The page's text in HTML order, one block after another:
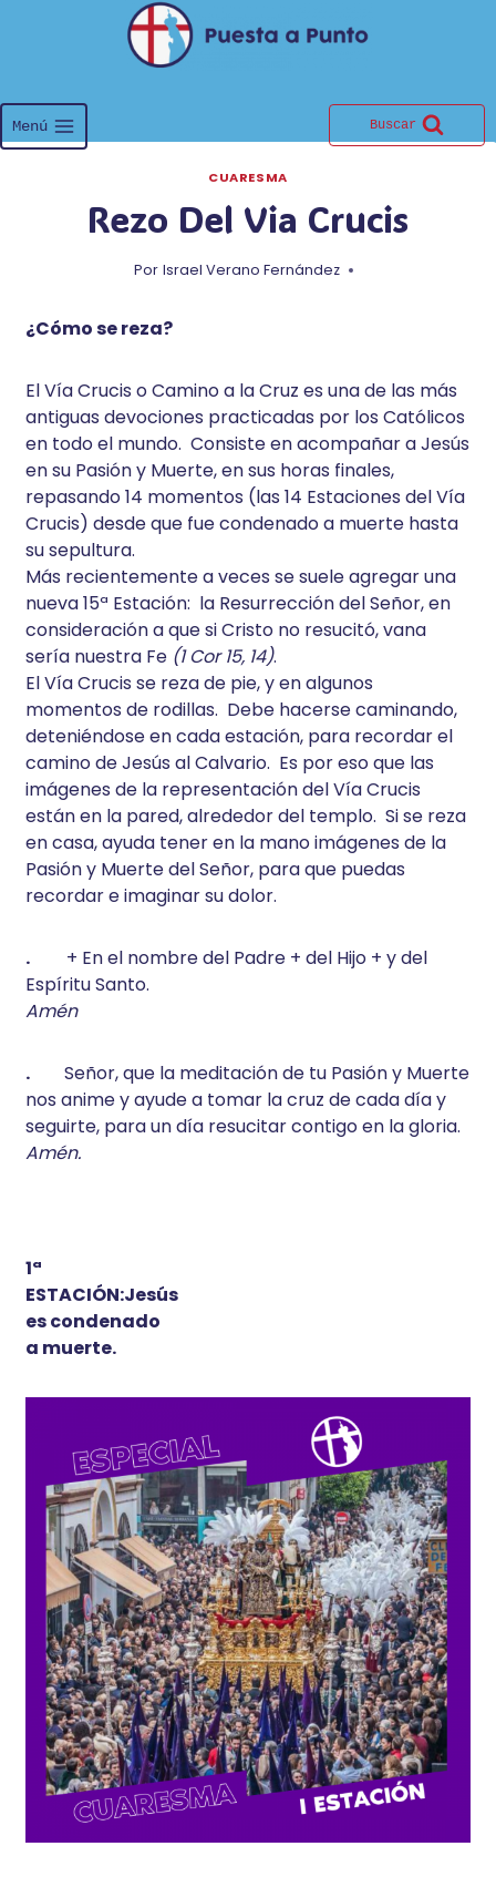
Menú Buscar
CUARESMA
Rezo Del Via Crucis
Por Israel Verano Fernández
¿Cómo se reza?
El Vía Crucis o Camino a la Cruz es una de las más
antiguas devociones practicadas por los Católicos
en todo el mundo. Consiste en acompañar a Jesús
en su Pasión y Muerte, en sus horas finales,
repasando 14 momentos (las 14 Estaciones del Vía
Crucis) desde que fue condenado a muerte hasta
su sepultura.
Más recientemente a veces se suele agregar una
nueva 15ª Estación: la Resurrección del Señor, en
consideración a que si Cristo no resucitó, vana
sería nuestra Fe (1 Cor 15, 14).
El Vía Crucis se reza de pie, y en algunos
momentos de rodillas. Debe hacerse caminando,
deteniéndose en cada estación, para recordar el
camino de Jesús al Calvario. Es por eso que las
imágenes de la representación del Vía Crucis
están en la pared, alrededor del templo. Si se reza
en casa, ayuda tener en la mano imágenes de la
Pasión y Muerte del Señor, para que puedas
recordar e imaginar su dolor.
.
+ En el nombre del Padre + del Hijo + y del
Espíritu Santo.
Amén
.
Señor, que la meditación de tu Pasión y Muerte
nos anime y ayude a tomar la cruz de cada día y
seguirte, para un día resucitar contigo en la gloria.
Amén.
1ª
ESTACIÓN:Jesús
es condenado
a muerte.